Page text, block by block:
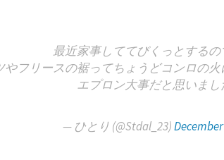
最近家事しててびくっとするの
やフリースの裾ってちょうどコンロの火
エプロン大事だと思いまし
— ひとり (@Stdal_23)